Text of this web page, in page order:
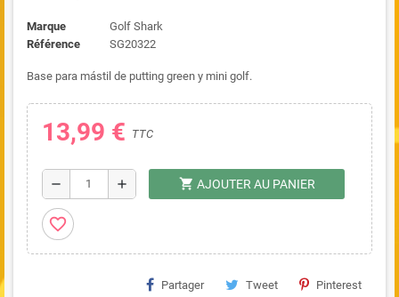
Marque
Golf Shark
Référence
SG20322
Base para mástil de putting green y mini golf.
13,99 € TTC
remove add shopping_cart AJOUTER AU PANIER
favorite_border
Partager Tweet Pinterest